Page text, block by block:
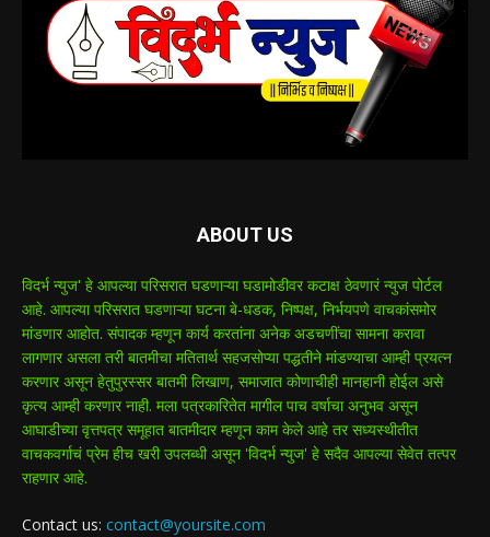
ABOUT US
विदर्भ न्युज' हे आपल्या परिसरात घडणाऱ्या घडामोडीवर कटाक्ष ठेवणारं न्युज पोर्टल
आहे. आपल्या परिसरात घडणाऱ्या घटना बे-धडक, निष्पक्ष, निर्भयपणे वाचकांसमोर
मांडणार आहोत. संपादक म्हणून कार्य करतांना अनेक अडचणींचा सामना करावा
लागणार असला तरी बातमीचा मतितार्थ सहजसोप्या पद्धतीने मांडण्याचा आम्ही प्रयत्न
करणार असून हेतुपुरस्सर बातमी लिखाण, समाजात कोणाचीही मानहानी होईल असे
कृत्य आम्ही करणार नाही. मला पत्रकारितेत मागील पाच वर्षाचा अनुभव असून
आघाडीच्या वृत्तपत्र समूहात बातमीदार म्हणून काम केले आहे तर सध्यस्थीतीत
वाचकवर्गाचं प्रेम हीच खरी उपलब्धी असून 'विदर्भ न्युज' हे सदैव आपल्या सेवेत तत्पर
राहणार आहे.
Contact us: contact@yoursite.com